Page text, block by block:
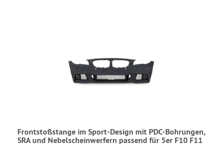
Frontstoßstange im Sport-Design mit PDC-Bohrungen,
SRA und Nebelscheinwerfern passend für 5er F10 F11